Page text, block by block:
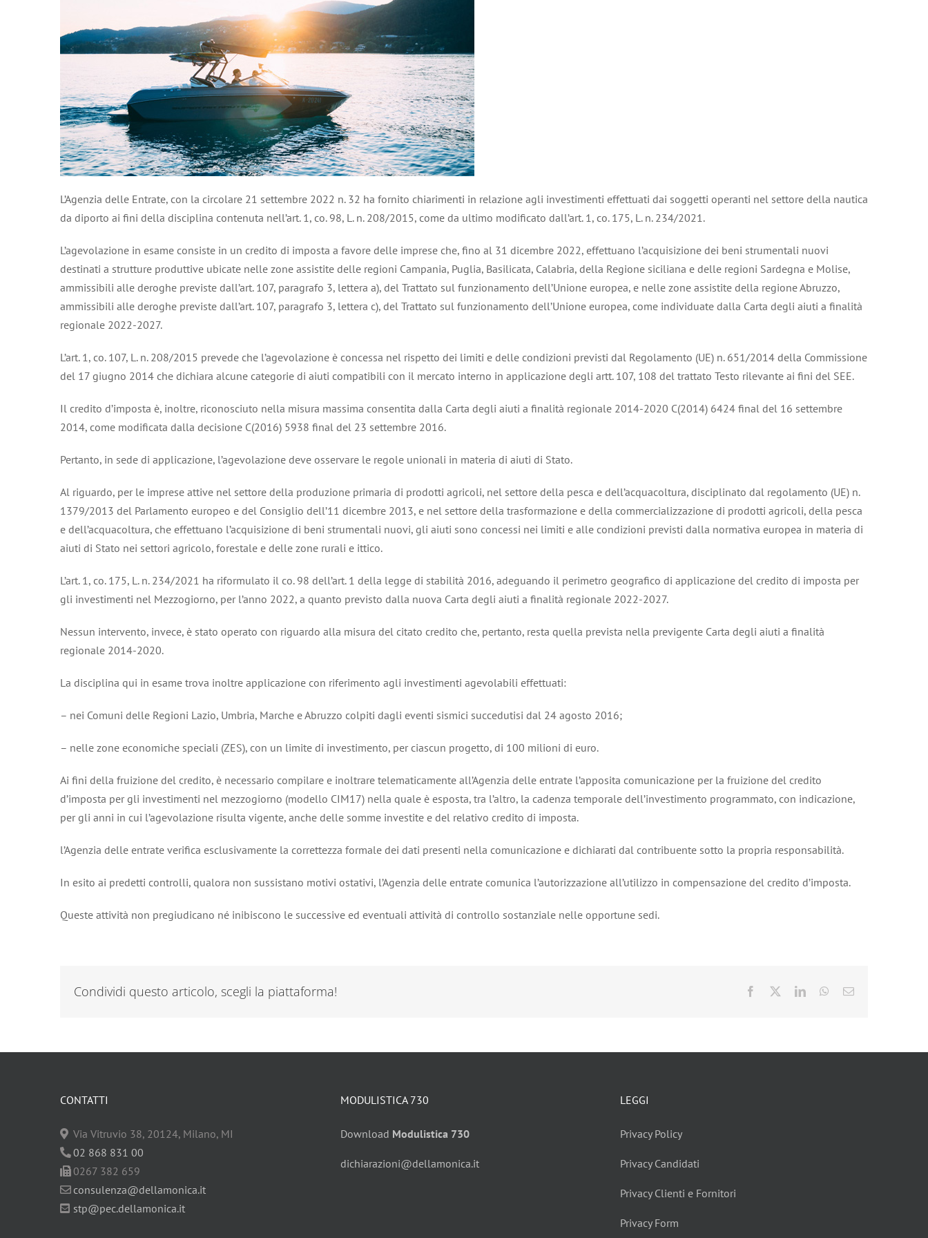
L’Agenzia delle Entrate, con la circolare 21 settembre 2022 n. 32 ha fornito chiarimenti in relazione agli investimenti effettuati dai soggetti operanti nel settore della nautica
da diporto ai fini della disciplina contenuta nell’art. 1, co. 98, L. n. 208/2015, come da ultimo modificato dall’art. 1, co. 175, L. n. 234/2021.
L’agevolazione in esame consiste in un credito di imposta a favore delle imprese che, fino al 31 dicembre 2022, effettuano l’acquisizione dei beni strumentali nuovi
destinati a strutture produttive ubicate nelle zone assistite delle regioni Campania, Puglia, Basilicata, Calabria, della Regione siciliana e delle regioni Sardegna e Molise,
ammissibili alle deroghe previste dall’art. 107, paragrafo 3, lettera a), del Trattato sul funzionamento dell’Unione europea, e nelle zone assistite della regione Abruzzo,
ammissibili alle deroghe previste dall’art. 107, paragrafo 3, lettera c), del Trattato sul funzionamento dell’Unione europea, come individuate dalla Carta degli aiuti a finalità
regionale 2022-2027.
L’art. 1, co. 107, L. n. 208/2015 prevede che l’agevolazione è concessa nel rispetto dei limiti e delle condizioni previsti dal Regolamento (UE) n. 651/2014 della Commissione
del 17 giugno 2014 che dichiara alcune categorie di aiuti compatibili con il mercato interno in applicazione degli artt. 107, 108 del trattato Testo rilevante ai fini del SEE.
Il credito d’imposta è, inoltre, riconosciuto nella misura massima consentita dalla Carta degli aiuti a finalità regionale 2014-2020 C(2014) 6424 final del 16 settembre
2014, come modificata dalla decisione C(2016) 5938 final del 23 settembre 2016.
Pertanto, in sede di applicazione, l’agevolazione deve osservare le regole unionali in materia di aiuti di Stato.
Al riguardo, per le imprese attive nel settore della produzione primaria di prodotti agricoli, nel settore della pesca e dell’acquacoltura, disciplinato dal regolamento (UE) n.
1379/2013 del Parlamento europeo e del Consiglio dell’11 dicembre 2013, e nel settore della trasformazione e della commercializzazione di prodotti agricoli, della pesca
e dell’acquacoltura, che effettuano l’acquisizione di beni strumentali nuovi, gli aiuti sono concessi nei limiti e alle condizioni previsti dalla normativa europea in materia di
aiuti di Stato nei settori agricolo, forestale e delle zone rurali e ittico.
L’art. 1, co. 175, L. n. 234/2021 ha riformulato il co. 98 dell’art. 1 della legge di stabilità 2016, adeguando il perimetro geografico di applicazione del credito di imposta per
gli investimenti nel Mezzogiorno, per l’anno 2022, a quanto previsto dalla nuova Carta degli aiuti a finalità regionale 2022-2027.
Nessun intervento, invece, è stato operato con riguardo alla misura del citato credito che, pertanto, resta quella prevista nella previgente Carta degli aiuti a finalità
regionale 2014-2020.
La disciplina qui in esame trova inoltre applicazione con riferimento agli investimenti agevolabili effettuati:
– nei Comuni delle Regioni Lazio, Umbria, Marche e Abruzzo colpiti dagli eventi sismici succedutisi dal 24 agosto 2016;
– nelle zone economiche speciali (ZES), con un limite di investimento, per ciascun progetto, di 100 milioni di euro.
Ai fini della fruizione del credito, è necessario compilare e inoltrare telematicamente all’Agenzia delle entrate l’apposita comunicazione per la fruizione del credito
d’imposta per gli investimenti nel mezzogiorno (modello CIM17) nella quale è esposta, tra l’altro, la cadenza temporale dell’investimento programmato, con indicazione,
per gli anni in cui l’agevolazione risulta vigente, anche delle somme investite e del relativo credito di imposta.
l’Agenzia delle entrate verifica esclusivamente la correttezza formale dei dati presenti nella comunicazione e dichiarati dal contribuente sotto la propria responsabilità.
In esito ai predetti controlli, qualora non sussistano motivi ostativi, l’Agenzia delle entrate comunica l’autorizzazione all’utilizzo in compensazione del credito d’imposta.
Queste attività non pregiudicano né inibiscono le successive ed eventuali attività di controllo sostanziale nelle opportune sedi.
Condividi questo articolo, scegli la piattaforma! Facebook LinkedInWhatsApp
Email
CONTATTI
Via Vitruvio 38, 20124, Milano, MI
02 868 831 00
0267 382 659
consulenza@dellamonica.it
stp@pec.dellamonica.it
MODULISTICA 730
Download Modulistica 730
dichiarazioni@dellamonica.it
LEGGI
Privacy Policy
Privacy Candidati
Privacy Clienti e Fornitori
Privacy Form